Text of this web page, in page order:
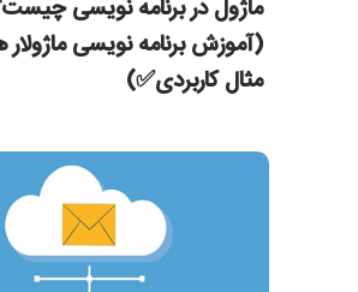
ماژول در برنامه نویسی
(آموزش برنامه نویسی ماژولار
مثال کاربردی✅)